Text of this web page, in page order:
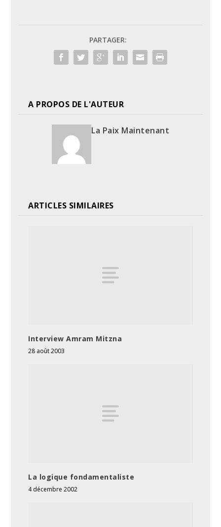
PARTAGER:
A PROPOS DE L'AUTEUR
La Paix Maintenant
ARTICLES SIMILAIRES
Interview Amram Mitzna
28 août 2003
La logique fondamentaliste
4 décembre 2002